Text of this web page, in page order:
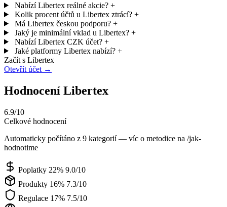
Nabízí Libertex reálné akcie? +
Kolik procent účtů u Libertex ztrácí? +
Má Libertex českou podporu? +
Jaký je minimální vklad u Libertex? +
Nabízí Libertex CZK účet? +
Jaké platformy Libertex nabízí? +
Začít s Libertex
Otevřít účet →
Hodnocení Libertex
6.9/10
Celkové hodnocení
Automaticky počítáno z 9 kategorií — víc o metodice na /jak-
hodnotime
Poplatky 22% 9.0/10
Produkty 16% 7.3/10
Regulace 17% 7.5/10